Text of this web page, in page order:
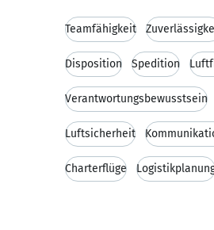
Teamfähigkeit
Disposition Spedition
Verantwortungsbewusstsein
Luftsicherheit
Charterflüge